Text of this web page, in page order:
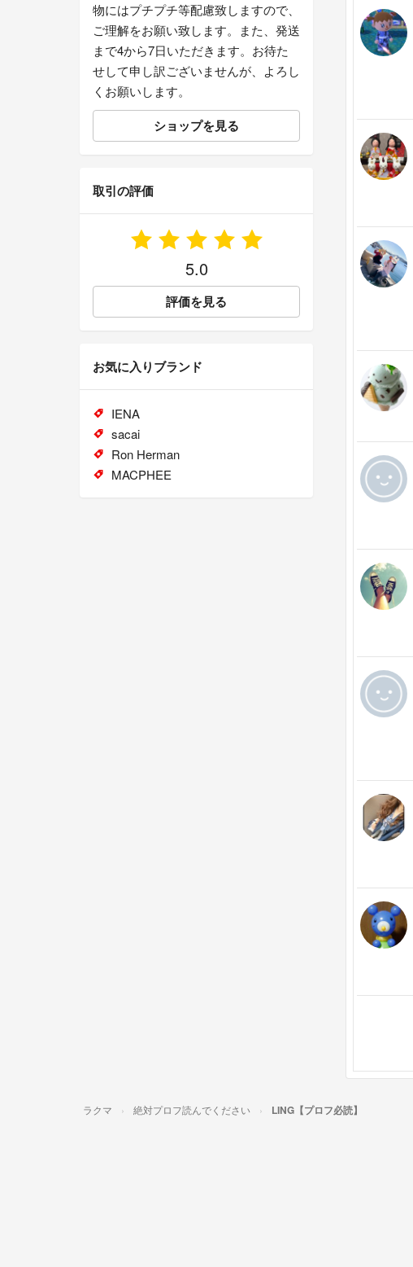
物にはプチプチ等配慮致しますので、
ご理解をお願い致します。また、発送
まで4から7日いただきます。お待た
せして申し訳ございませんが、よろし
くお願いします。
ショップを見る
取引の評価
5.0
評価を見る
お気に入りブランド
IENA
sacai
Ron Herman
MACPHEE
ラクマ 絶対プロフ読んでください LING【プロフ必読】